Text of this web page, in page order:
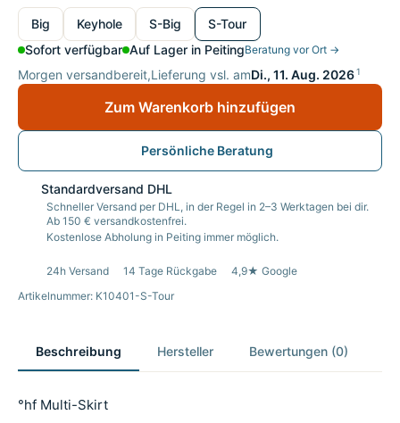
wählen
Big Keyhole S-Big
S-Tour
Sofort verfügbar Auf Lager in PeitingBeratung vor Ort →
Morgen versandbereit,Lieferung vsl. amDi., 11. Aug. 20261
Zum Warenkorb hinzufügen
Persönliche Beratung
Standardversand DHL
Schneller Versand per DHL, in der Regel in 2–3 Werktagen bei dir.
Ab 150 € versandkostenfrei.
Kostenlose Abholung in Peiting immer möglich.
24h Versand 14 Tage Rückgabe
4,9★ Google
Artikelnummer: K10401-S-Tour
Beschreibung Hersteller Bewertungen (0)
°hf Multi-Skirt